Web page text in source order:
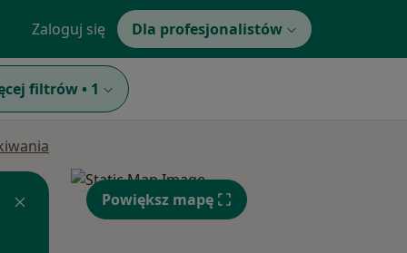
Zaloguj się Dla profesjonalistów
filtrów • 1
Powiększ mapę